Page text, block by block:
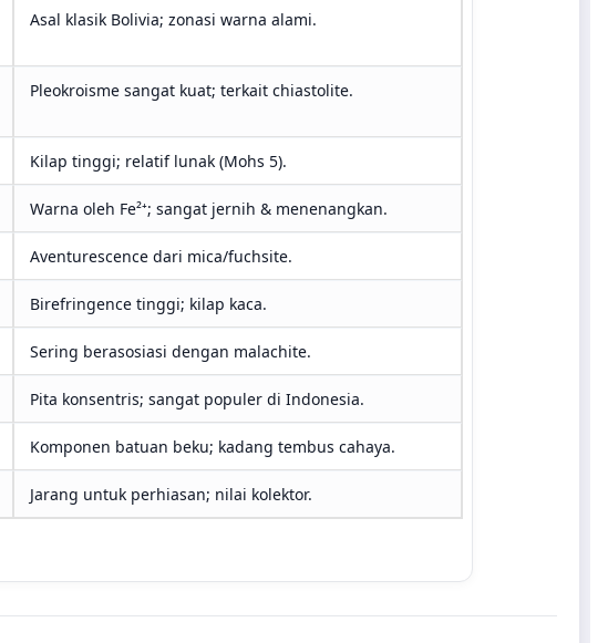
Asal klasik Bolivia; zonasi warna alami.
Pleokroisme sangat kuat; terkait chiastolite.
Kilap tinggi; relatif lunak (Mohs 5).
Warna oleh Fe²⁺; sangat jernih & menenangkan.
Aventurescence dari mica/fuchsite.
Birefringence tinggi; kilap kaca.
Sering berasosiasi dengan malachite.
Pita konsentris; sangat populer di Indonesia.
Komponen batuan beku; kadang tembus cahaya.
Jarang untuk perhiasan; nilai kolektor.